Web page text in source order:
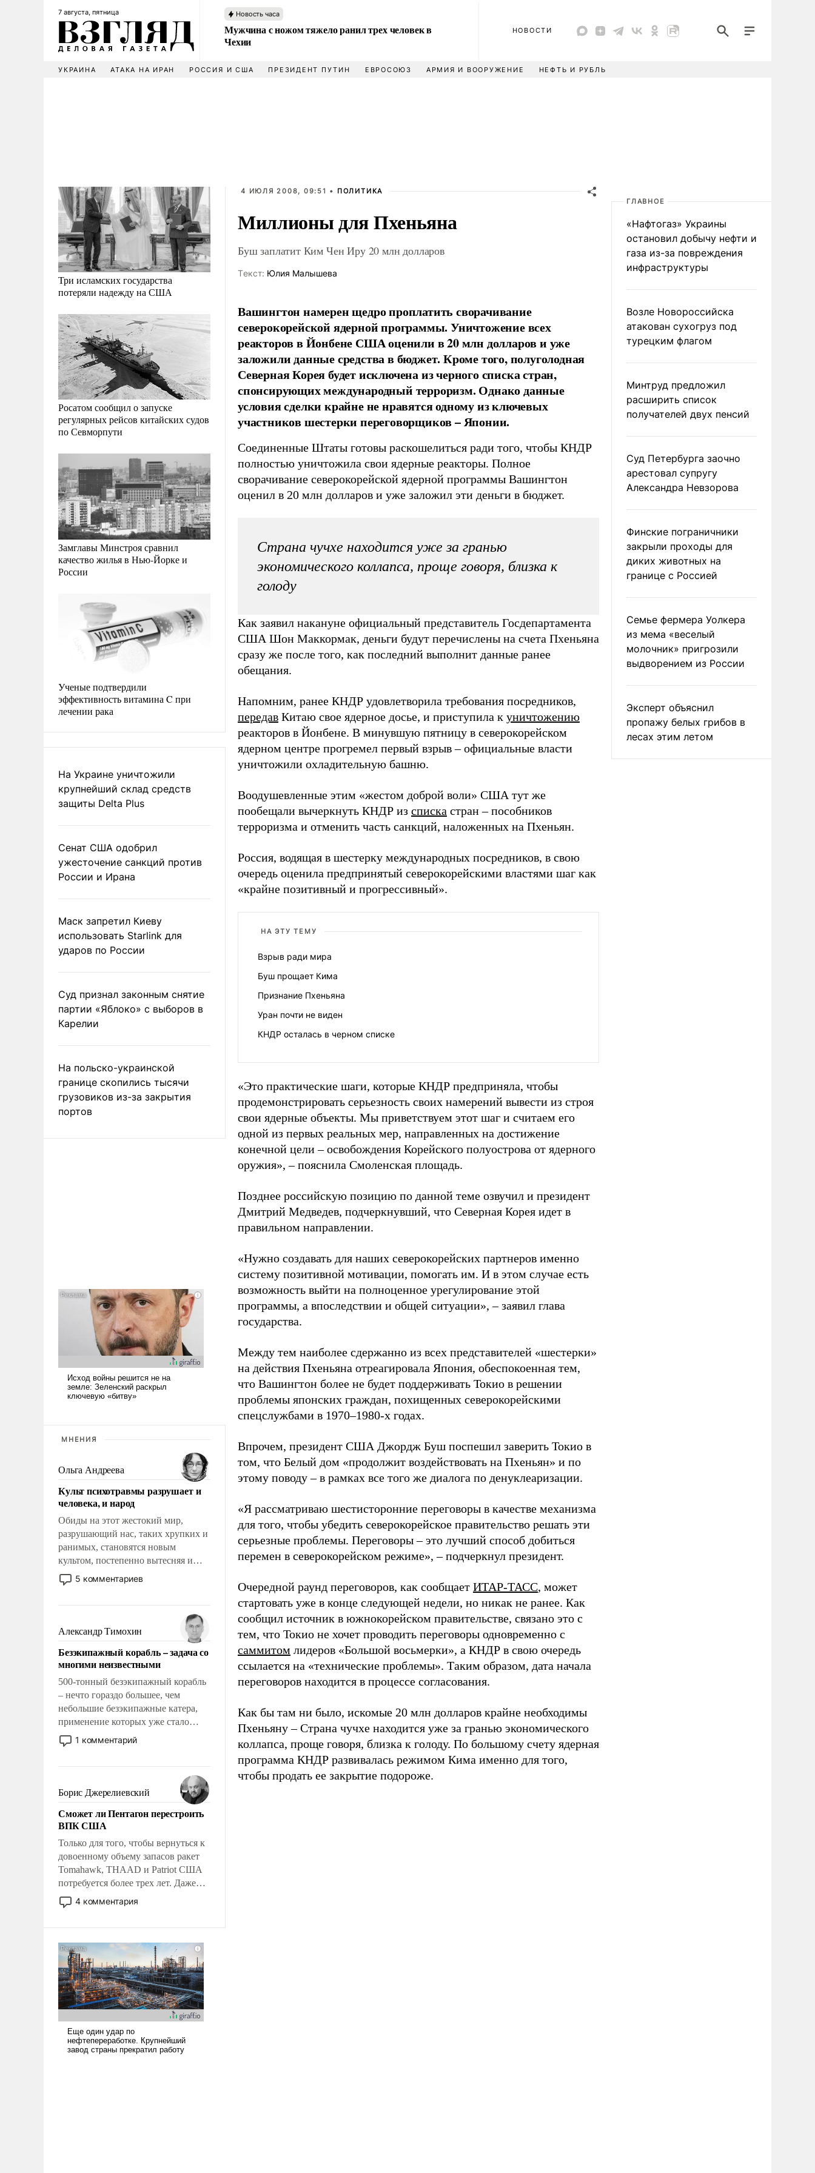
7 августа, пятница Новость часа
Мужчина с ножом тяжело ранил трех человек в
Чехии
НОВОСТИ
УКРАИНА АТАКА НА ИРАН РОССИЯ И США ПРЕЗИДЕНТ ПУТИН ЕВРОСОЮЗ АРМИЯ И ВООРУЖЕНИЕ НЕФТЬ И РУБЛЬ
Три исламских государства
потеряли надежду на США
Росатом сообщил о запуске
регулярных рейсов китайских судов
по Севморпути
Замглавы Минстроя сравнил
качество жилья в Нью-Йорке и
России
Ученые подтвердили
эффективность витамина C при
лечении рака
На Украине уничтожили
крупнейший склад средств
защиты Delta Plus
Сенат США одобрил
ужесточение санкций против
России и Ирана
Маск запретил Киеву
использовать Starlink для
ударов по России
Суд признал законным снятие
партии «Яблоко» с выборов в
Карелии
На польско-украинской
границе скопились тысячи
грузовиков из-за закрытия
портов
МНЕНИЯ
Ольга Андреева
Культ психотравмы разрушает и
человека, и народ
Обиды на этот жестокий мир,
разрушающий нас, таких хрупких и
ранимых, становятся новым
культом, постепенно вытесняя и
отменяя традиционное требование к
человеку – быть мужественным и
на себя ответственность, помогать
слабым, идти вперед и
адаптироваться.
5 комментариев
Александр Тимохин
Безэкипажный корабль – задача со
многими неизвестными
500-тонный безэкипажный корабль
– нечто гораздо большее, чем
небольшие безэкипажные катера,
применение которых уже стало
обыденностью. Задача по созданию
такого корабля очень сложна и
реализация радикально поднимет
наши боевые возможности.
1 комментарий
Борис Джерелиевский
Сможет ли Пентагон перестроить
ВПК США
Только для того, чтобы вернуться к
довоенному объему запасов ракет
Tomahawk, THAAD и Patriot США
потребуется более трех лет. Даже
небольшая война с Ираном
опустошила американские
уязвимости США, например, перед
Китаем.
4 комментария
4 ИЮЛЯ 2008, 09:51 • ПОЛИТИКА
Миллионы для Пхеньяна
Буш заплатит Ким Чен Иру 20 млн долларов
Tекст: Юлия Малышева
Вашингтон намерен щедро проплатить сворачивание
северокорейской ядерной программы. Уничтожение всех
реакторов в Йонбене США оценили в 20 млн долларов и уже
заложили данные средства в бюджет. Кроме того, полуголодная
Северная Корея будет исключена из черного списка стран,
спонсирующих международный терроризм. Однако данные
условия сделки крайне не нравятся одному из ключевых
участников шестерки переговорщиков – Японии.
Соединенные Штаты готовы раскошелиться ради того, чтобы КНДР
полностью уничтожила свои ядерные реакторы. Полное
сворачивание северокорейской ядерной программы Вашингтон
оценил в 20 млн долларов и уже заложил эти деньги в бюджет.
Страна чучхе находится уже за гранью
экономического коллапса, проще говоря, близка к
голоду
Как заявил накануне официальный представитель Госдепартамента
США Шон Маккормак, деньги будут перечислены на счета Пхеньяна
сразу же после того, как последний выполнит данные ранее
обещания.
Напомним, ранее КНДР удовлетворила требования посредников,
передав Китаю свое ядерное досье, и приступила к уничтожению
реакторов в Йонбене. В минувшую пятницу в северокорейском
ядерном центре прогремел первый взрыв – официальные власти
уничтожили охладительную башню.
Воодушевленные этим «жестом доброй воли» США тут же
пообещали вычеркнуть КНДР из списка стран – пособников
терроризма и отменить часть санкций, наложенных на Пхеньян.
Россия, водящая в шестерку международных посредников, в свою
очередь оценила предпринятый северокорейскими властями шаг как
«крайне позитивный и прогрессивный».
НА ЭТУ ТЕМУ
Взрыв ради мира
Буш прощает Кима
Признание Пхеньяна
Уран почти не виден
КНДР осталась в черном списке
«Это практические шаги, которые КНДР предприняла, чтобы
продемонстрировать серьезность своих намерений вывести из строя
свои ядерные объекты. Мы приветствуем этот шаг и считаем его
одной из первых реальных мер, направленных на достижение
конечной цели – освобождения Корейского полуострова от ядерного
оружия», – пояснила Смоленская площадь.
Позднее российскую позицию по данной теме озвучил и президент
Дмитрий Медведев, подчеркнувший, что Северная Корея идет в
правильном направлении.
«Нужно создавать для наших северокорейских партнеров именно
систему позитивной мотивации, помогать им. И в этом случае есть
возможность выйти на полноценное урегулирование этой
программы, а впоследствии и общей ситуации», – заявил глава
государства.
Между тем наиболее сдержанно из всех представителей «шестерки»
на действия Пхеньяна отреагировала Япония, обеспокоенная тем,
что Вашингтон более не будет поддерживать Токио в решении
проблемы японских граждан, похищенных северокорейскими
спецслужбами в 1970–1980-х годах.
Впрочем, президент США Джордж Буш поспешил заверить Токио в
том, что Белый дом «продолжит воздействовать на Пхеньян» и по
этому поводу – в рамках все того же диалога по денуклеаризации.
«Я рассматриваю шестисторонние переговоры в качестве механизма
для того, чтобы убедить северокорейское правительство решать эти
серьезные проблемы. Переговоры – это лучший способ добиться
перемен в северокорейском режиме», – подчеркнул президент.
Очередной раунд переговоров, как сообщает ИТАР-ТАСС, может
стартовать уже в конце следующей недели, но никак не ранее. Как
сообщил источник в южнокорейском правительстве, связано это с
тем, что Токио не хочет проводить переговоры одновременно с
саммитом лидеров «Большой восьмерки», а КНДР в свою очередь
ссылается на «технические проблемы». Таким образом, дата начала
переговоров находится в процессе согласования.
Как бы там ни было, искомые 20 млн долларов крайне необходимы
Пхеньяну – Страна чучхе находится уже за гранью экономического
коллапса, проще говоря, близка к голоду. По большому счету ядерная
программа КНДР развивалась режимом Кима именно для того,
чтобы продать ее закрытие подороже.
ГЛАВНОЕ
«Нафтогаз» Украины
остановил добычу нефти и
газа из-за повреждения
инфраструктуры
Возле Новороссийска
атакован сухогруз под
турецким флагом
Минтруд предложил
расширить список
получателей двух пенсий
Суд Петербурга заочно
арестовал супругу
Александра Невзорова
Финские пограничники
закрыли проходы для
диких животных на
границе с Россией
Семье фермера Уолкера
из мема «веселый
молочник» пригрозили
выдворением из России
Эксперт объяснил
пропажу белых грибов в
лесах этим летом